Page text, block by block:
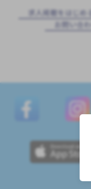
求⼈掲載をはじめ
お問い合